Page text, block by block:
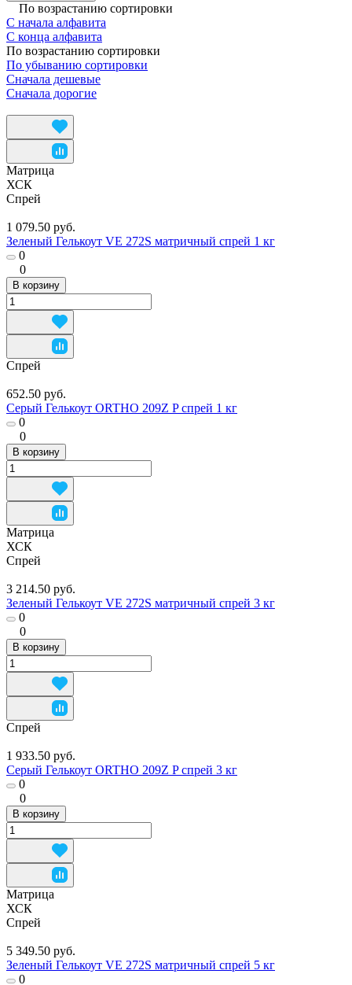
По возрастанию сортировки
С начала алфавита
С конца алфавита
По возрастанию сортировки
По убыванию сортировки
Сначала дешевые
Сначала дорогие
Матрица
ХСК
Спрей
1 079.50 руб.
Зеленый Гелькоут VE 272S матричный спрей 1 кг
0
0
В корзину
Спрей
652.50 руб.
Серый Гелькоут ORTHO 209Z P спрей 1 кг
0
0
В корзину
Матрица
ХСК
Спрей
3 214.50 руб.
Зеленый Гелькоут VE 272S матричный спрей 3 кг
0
0
В корзину
Спрей
1 933.50 руб.
Серый Гелькоут ORTHO 209Z P спрей 3 кг
0
0
В корзину
Матрица
ХСК
Спрей
5 349.50 руб.
Зеленый Гелькоут VE 272S матричный спрей 5 кг
0